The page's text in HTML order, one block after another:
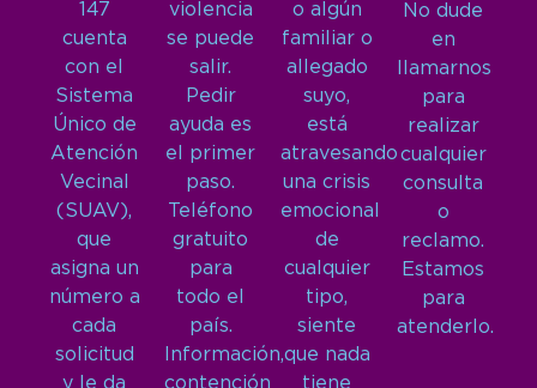
147
cuenta
con el
Sistema
Único de
Atención
Vecinal
(SUAV),
que
asigna un
número a
cada
solicitud
y le da
violencia
se puede
salir.
Pedir
ayuda es
el primer
paso.
Teléfono
gratuito
para
todo el
país.
Información,
contención
o algún
familiar o
allegado
suyo,
está
atravesando
una crisis
emocional
de
cualquier
tipo,
siente
que nada
tiene
No dude
en
llamarnos
para
realizar
cualquier
consulta
o
reclamo.
Estamos
para
atenderlo.